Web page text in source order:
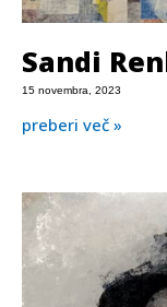
Sandi
15 novembra, 2023
preberi več »